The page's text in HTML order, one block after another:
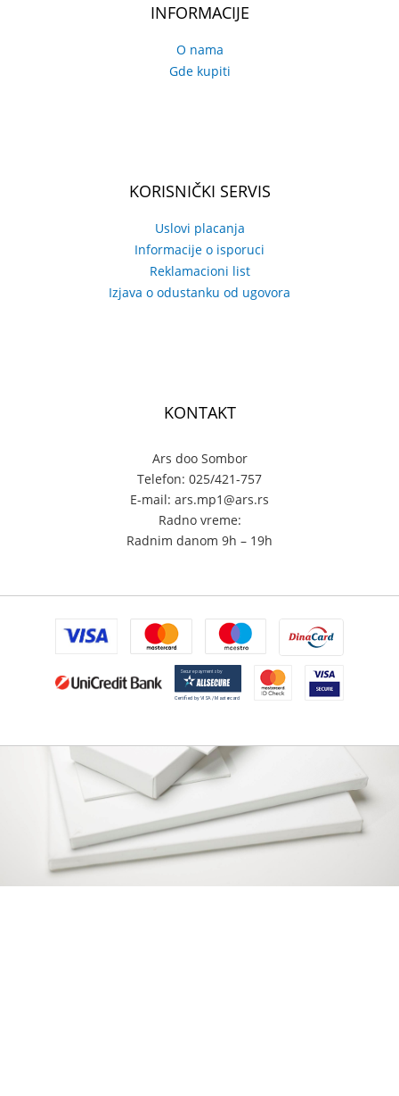
INFORMACIJE
O nama
Gde kupiti
KORISNIČKI SERVIS
Uslovi placanja
Informacije o isporuci
Reklamacioni list
Izjava o odustanku od ugovora
KONTAKT
Ars doo Sombor
Telefon: 025/421-757
E-mail: ars.mp1@ars.rs
Radno vreme:
Radnim danom 9h – 19h